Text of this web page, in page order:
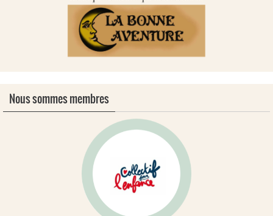
Nous sommes membres